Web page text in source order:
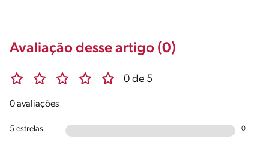
Avaliação desse artigo (0)
0 de 5
0 avaliações
5 estrelas 0